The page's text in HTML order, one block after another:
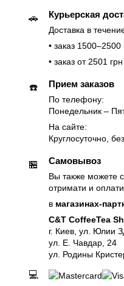
🚗 Курьерская
Доставка в
• заказ
• заказ от 2501
☎️ Прием заказов
По телефону:
Понедельник –
На сайте:
Круглосуточно,
🏪 Самовывоз
Вы также можете
отримати и
в магазинах-
C&T CoffeeTea
г. Киев, ул. Юлии
ул. Е. Чавдар, 24
ул. Родины
💻